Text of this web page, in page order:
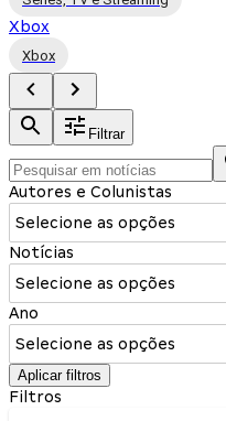
Xbox
Xbox
Filtrar
Autores e Colunistas
Selecione as opções
Notícias
Selecione as opções
Ano
Selecione as opções
Aplicar filtros
Filtros